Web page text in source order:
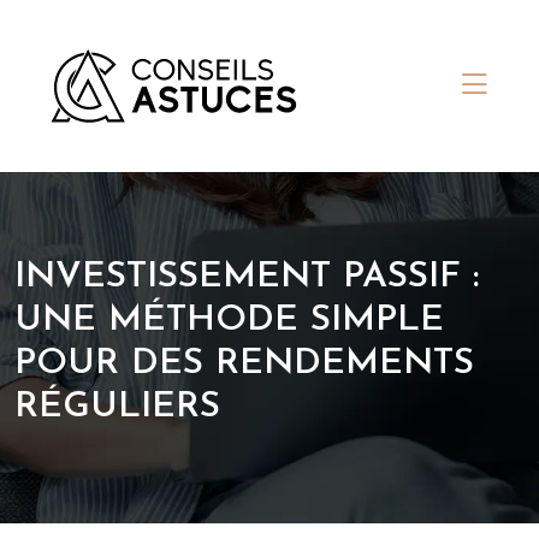
INVESTISSEMENT PASSIF :
UNE MÉTHODE SIMPLE
POUR DES RENDEMENTS
RÉGULIERS